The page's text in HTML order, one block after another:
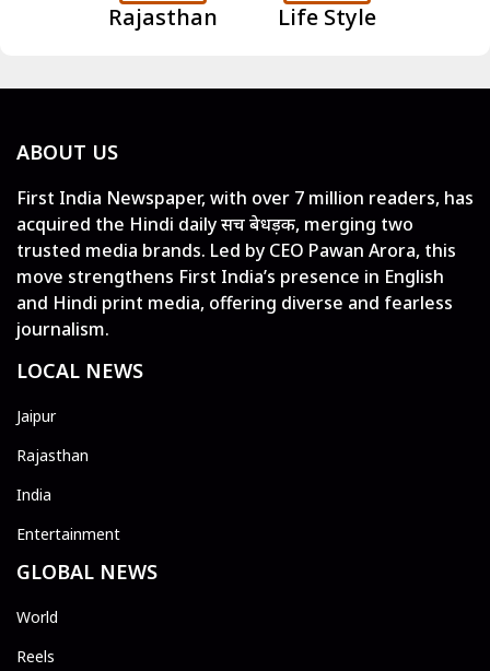
Rajasthan Life Style
ABOUT US
First India Newspaper, with over 7 million readers, has
acquired the Hindi daily सच बेधड़क, merging two
trusted media brands. Led by CEO Pawan Arora, this
move strengthens First India’s presence in English
and Hindi print media, offering diverse and fearless
journalism.
LOCAL NEWS
Jaipur
Rajasthan
India
Entertainment
GLOBAL NEWS
World
Reels